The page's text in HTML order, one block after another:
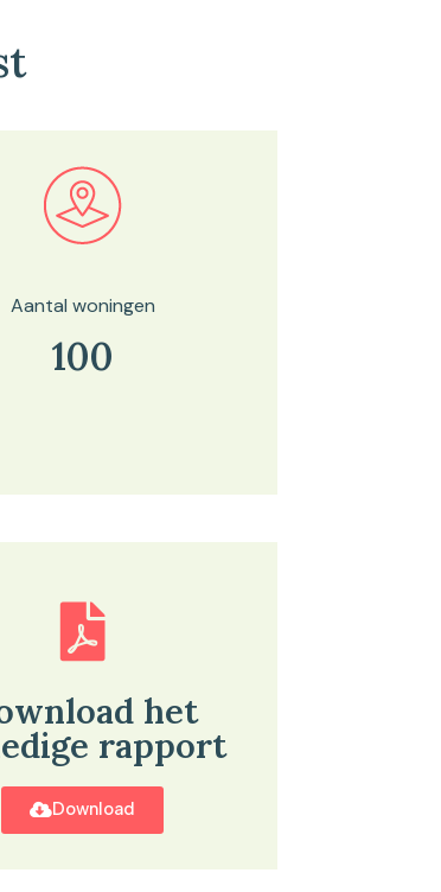
in onze kaartviewer
Aantal woningen
100
het
rapport
Download